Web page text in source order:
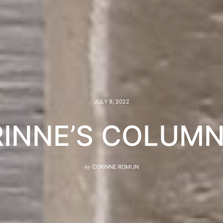
JULY 9, 2022
by CORINNE ROMIJN